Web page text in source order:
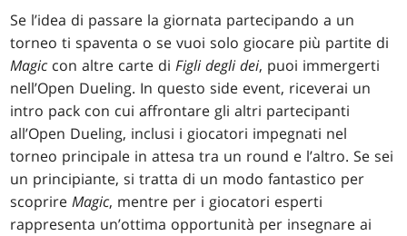
Se l’idea di passare la giornata partecipando a un
torneo ti spaventa o se vuoi solo giocare più partite di
Magic con altre carte diFigli degli dei, puoi immergerti
nell’Open Dueling. In questo side event, riceverai un
intro pack con cui affrontare gli altri partecipanti
all’Open Dueling, inclusi i giocatori impegnati nel
torneo principale in attesa tra un round e l’altro. Se sei
un principiante, si tratta di un modo fantastico per
scoprireMagic, mentre per i giocatori esperti
rappresenta un’ottima opportunità per insegnare ai